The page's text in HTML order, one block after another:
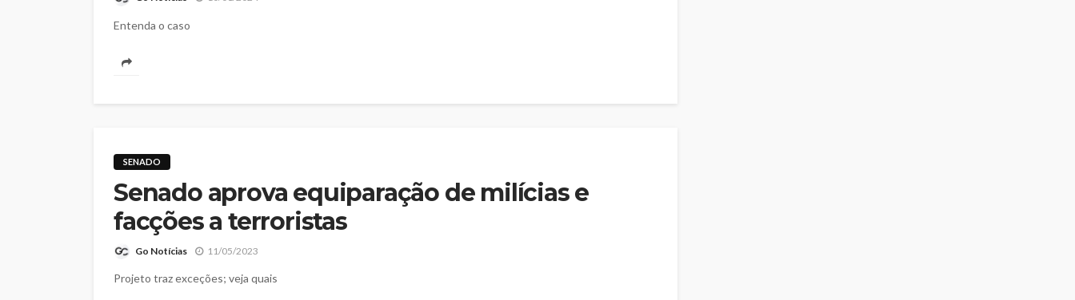
Entenda o caso
SENADO
Senado aprova equiparação de milícias e
facções a terroristas
Go Notícias 11/05/2023
Projeto traz exceções; veja quais